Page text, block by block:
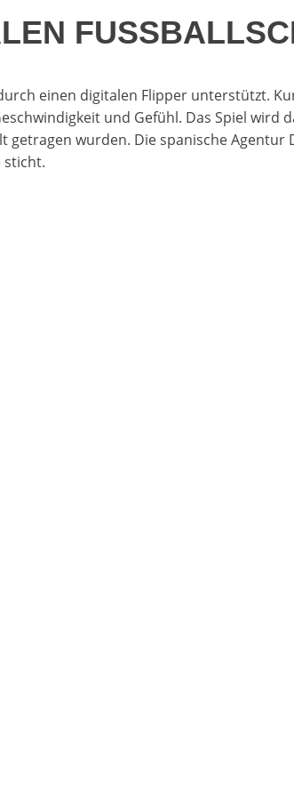
einen digitalen Flipper unterstützt.
und Gefühl. Das Spiel wird
wurden. Die spanische Agentur
sticht.